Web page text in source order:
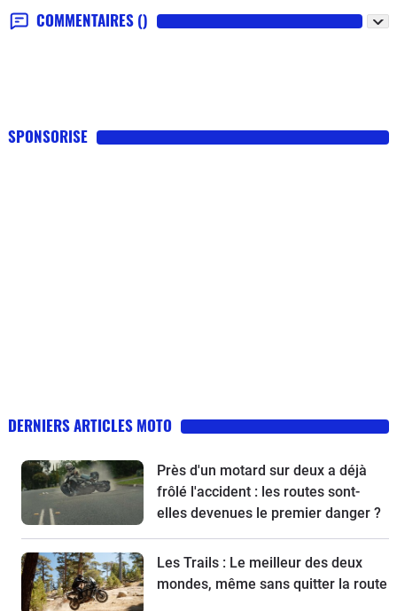
COMMENTAIRES ()
SPONSORISE
DERNIERS ARTICLES MOTO
Près d'un motard sur deux a déjà
frôlé l'accident : les routes sont-
elles devenues le premier danger ?
Les Trails : Le meilleur des deux
mondes, même sans quitter la route